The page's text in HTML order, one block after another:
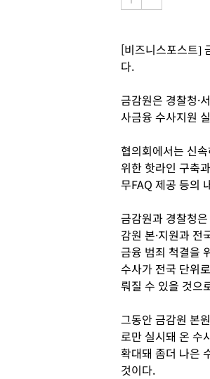
[비즈니스포스트]
다.
금감원은 경찰청·
사금융 수사지원
협의회에서는 신
위한 핫라인 구축
무FAQ 제공 등의
금감원과 경찰청
감원 본·지원과 전
금융 범죄 척결을
수사가 전국 단위
뤄질 수 있을 것으
그동안 금감원 본
로만 실시돼 온 수
확대돼 좀더 나은
것이다.